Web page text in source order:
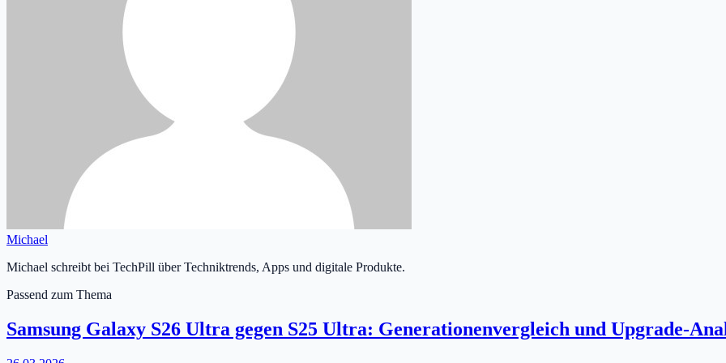
Michael
Michael schreibt bei TechPill über Techniktrends, Apps und digitale Produkte.
Passend zum Thema
Samsung Galaxy S26 Ultra gegen S25 Ultra: Generationenvergleich und Upgrade-